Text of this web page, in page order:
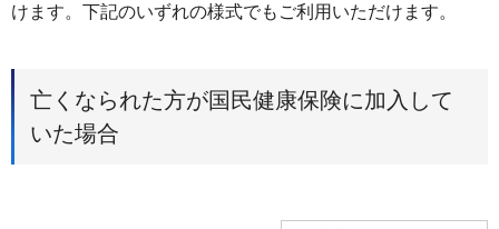
けます。下記のいずれの様式でもご利用いただけます。
亡くなられた方が国民健康保険に加入して
いた場合